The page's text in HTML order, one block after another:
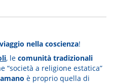
viaggio nella coscienza!
, lecomunità tradizionali
“società a religione estatica”
è proprio quella di